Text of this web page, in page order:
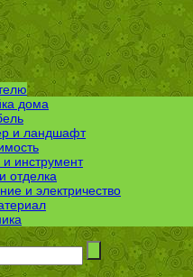
дома
и ландшафт
и инструмент
отделка
и электричество